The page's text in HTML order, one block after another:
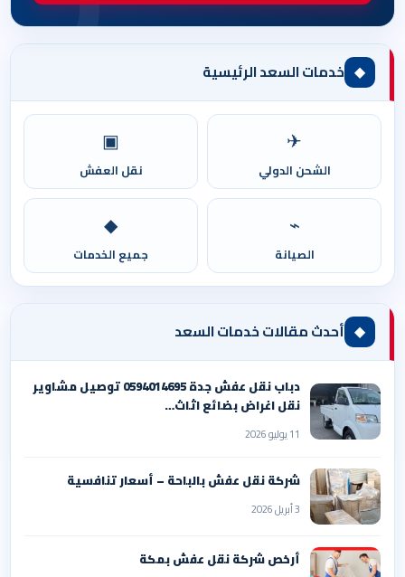
◆ خدمات السعد الرئيسية
✈
الشحن الدولي
▣
نقل العفش
⌁
الصيانة
◆
جميع الخدمات
◆ أحدث مقالات خدمات السعد
دباب نقل عفش جدة 0594014695 توصيل مشاوير
نقل اغراض بضائع اثاث…
11 يوليو 2026
شركة نقل عفش بالباحة – أسعار تنافسية
3 أبريل 2026
أرخص شركة نقل عفش بمكة